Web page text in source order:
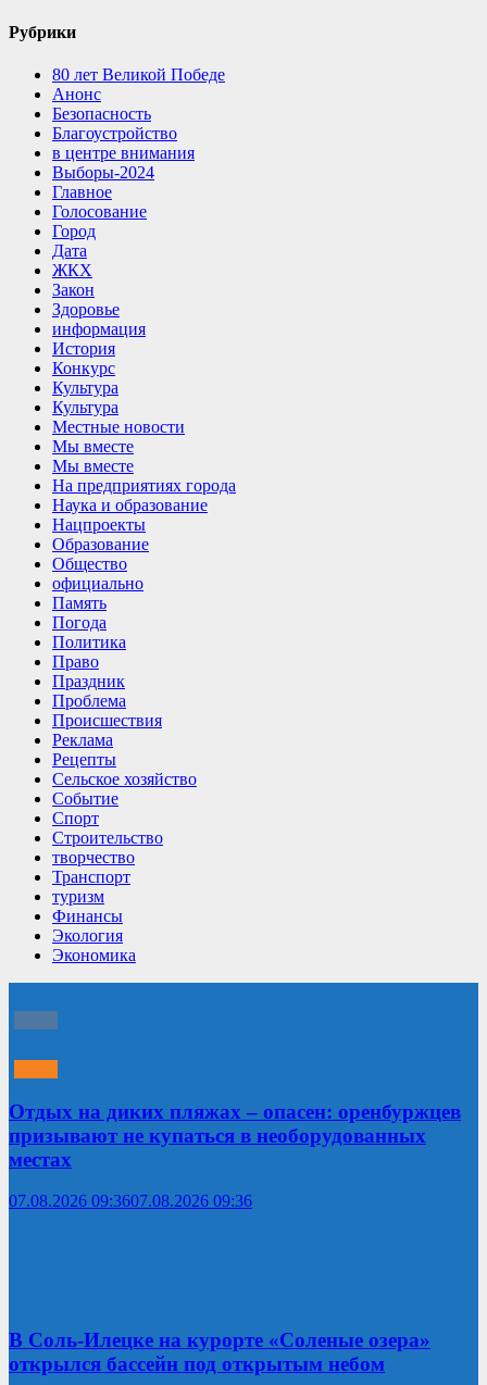
Рубрики
80 лет Великой Победе
Анонс
Безопасность
Благоустройство
в центре внимания
Выборы-2024
Главное
Голосование
Город
Дата
ЖКХ
Закон
Здоровье
информация
История
Конкурс
Культура
Культура
Местные новости
Мы вместе
Мы вместе
На предприятиях города
Наука и образование
Нацпроекты
Образование
Общество
официально
Память
Погода
Политика
Право
Праздник
Проблема
Происшествия
Реклама
Рецепты
Сельское хозяйство
Событие
Спорт
Строительство
творчество
Транспорт
туризм
Финансы
Экология
Экономика
Отдых на диких пляжах – опасен: оренбуржцев
призывают не купаться в необорудованных
местах
07.08.2026 09:3607.08.2026 09:36
В Соль-Илецке на курорте «Соленые озера»
открылся бассейн под открытым небом